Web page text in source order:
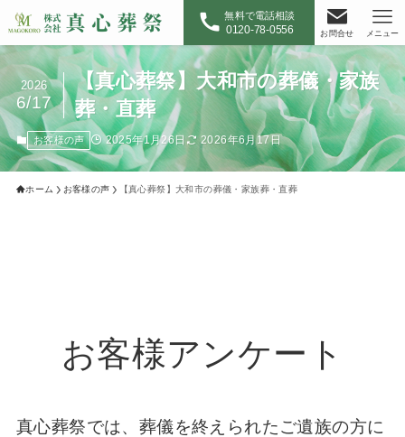
無料で電話相談
0120-78-0556 お問合せ メニュー
【真心葬祭】大和市の葬儀・家族
葬・直葬
2026
6/17
お客様の声 2025年1月26日 2026年6月17日
ホーム お客様の声 【真心葬祭】大和市の葬儀・家族葬・直葬
お客様アンケート
真心葬祭では、葬儀を終えられたご遺族の方に